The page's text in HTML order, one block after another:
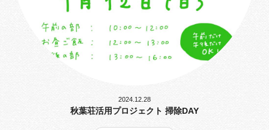
2024.12.28
秋葉荘活用プロジェクト 掃除DAY